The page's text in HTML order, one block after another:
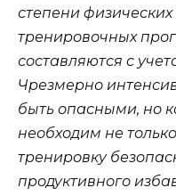
степени
тренировочных
составляются с
Чрезмерно
быть опасными, но
необходим не
тренировку
продуктивного